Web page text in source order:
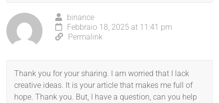
binance
Febbraio 18, 2025 at 11:41 pm
Permalink
Thank you for your sharing. I am worried that I lack
creative ideas. It is your article that makes me full of
hope. Thank you. But, I have a question, can you help